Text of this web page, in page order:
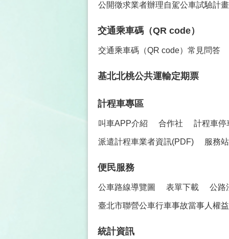
公開徵求業者辦理自駕公車試驗計畫
交通乘車碼（QR code）
交通乘車碼（QR code）常見問答
基北北桃公共運輸定期票
計程車專區
叫車APP介紹 合作社 計程車停
派遣計程車業者資訊(PDF) 服務站
便民服務
公車路線導覽圖 表單下載 公路
臺北市聯營公車行車事故當事人權
統計資訊